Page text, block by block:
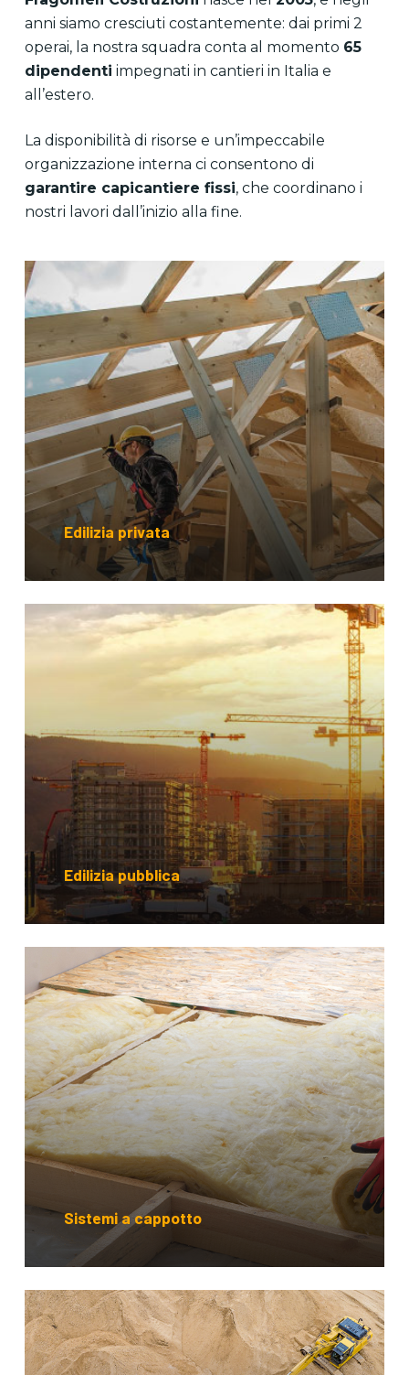
anni siamo cresciuti costantemente: dai primi 2
operai, la nostra squadra conta al momento 65
dipendenti impegnati in cantieri in Italia e
all’estero.
La disponibilità di risorse e un’impeccabile
organizzazione interna ci consentono di
garantire capicantiere fissi, che coordinano i
nostri lavori dall’inizio alla fine.
Edilizia privata
Edilizia pubblica
Sistemi a cappotto